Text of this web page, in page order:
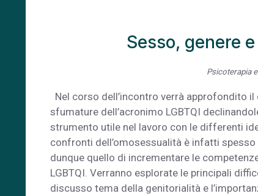
Sesso, genere
Psicoterapia
Nel corso dell’incontro verrà approfondito
sfumature dell’acronimo LGBTQI
strumento utile nel lavoro con le differenti
confronti dell’omosessualità è infatti
dunque quello di incrementare le
LGBTQI. Verranno esplorate le principali
discusso tema della genitorialità e